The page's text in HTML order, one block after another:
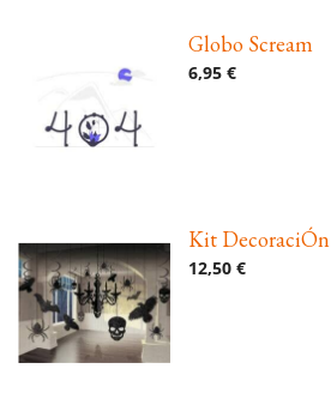
Globo Scream
6,95 €
Kit DecoraciÓn
12,50 €